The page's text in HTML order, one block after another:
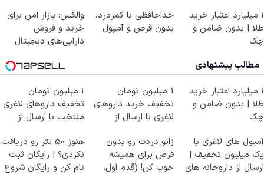
۱ میلیارد اعتبار خرید
طلا | بدون ضامن و
چک
خداحافظی با کمردرد،
بدون قرص و آمپول
والکس: بازار امن برای
خرید و فروش
دارایی‌های دیجیتال
مطالب پیشنهادی
۱ میلیارد اعتبار خرید
طلا | بدون ضامن و
چک
1 میلیون تومان
تخفیف خرید داروهای
لاغری با ارسال از
۱ میلیون تومان
تخفیف داروهای لاغری
منتخب با ارسال از
آمپول های لاغری با
یک میلیون تخفیف |
ارسال از داروخانه های
زانو دردت رو بدون
قرص برای همیشه
خوب کن! (قدم اول،
هنوز 50 تتر رو دریافت
نکردی؟ | رایگان ثبت
نام کن و رایگان شروع